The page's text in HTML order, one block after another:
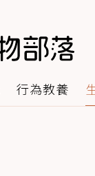
行為教養